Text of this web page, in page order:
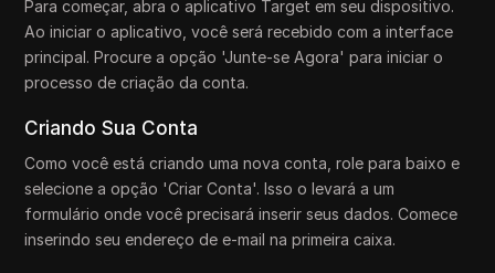
Para começar, abra o aplicativo Target em seu dispositivo.
Ao iniciar o aplicativo, você será recebido com a interface
principal. Procure a opção 'Junte-se Agora' para iniciar o
processo de criação da conta.
Criando Sua Conta
Como você está criando uma nova conta, role para baixo e
selecione a opção 'Criar Conta'. Isso o levará a um
formulário onde você precisará inserir seus dados. Comece
inserindo seu endereço de e-mail na primeira caixa.